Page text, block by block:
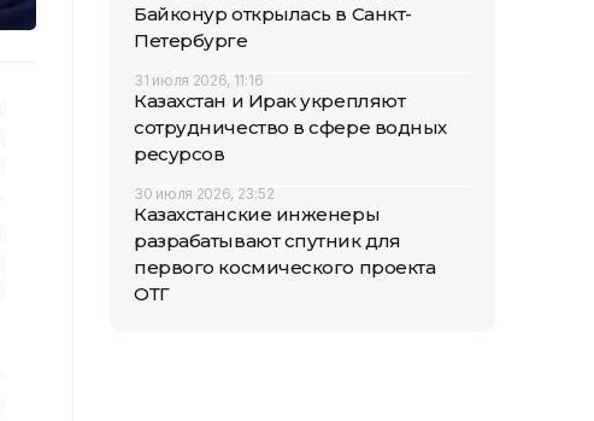
Байконур открылась в Санкт-
Петербурге
31 июля 2026, 11:16
Казахстан и Ирак укрепляют
сотрудничество в сфере водных
ресурсов
30 июля 2026, 23:52
Казахстанские инженеры
разрабатывают спутник для
первого космического проекта
ОТГ